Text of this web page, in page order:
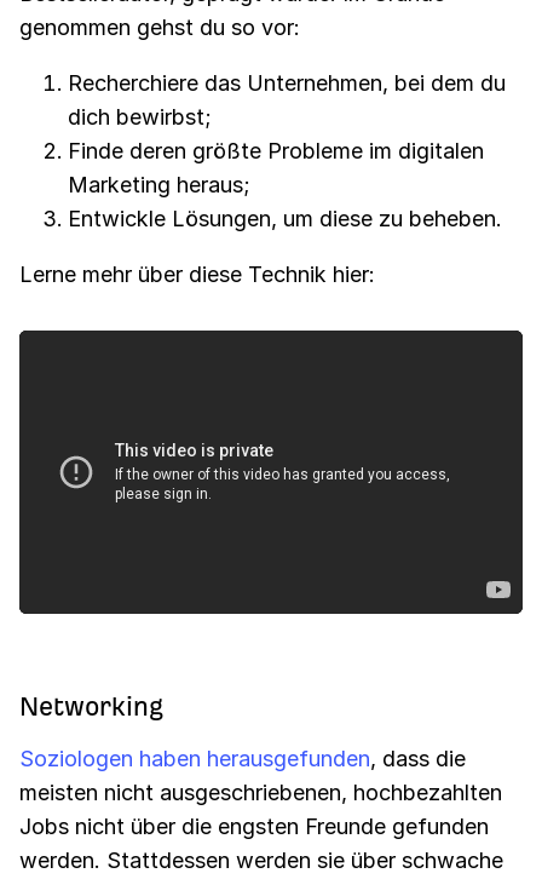
genommen gehst du so vor:
Recherchiere das Unternehmen, bei dem du
dich bewirbst;
Finde deren größte Probleme im digitalen
Marketing heraus;
Entwickle Lösungen, um diese zu beheben.
Lerne mehr über diese Technik hier:
Networking
Soziologen haben herausgefunden, dass die
meisten nicht ausgeschriebenen, hochbezahlten
Jobs nicht über die engsten Freunde gefunden
werden. Stattdessen werden sie über schwache